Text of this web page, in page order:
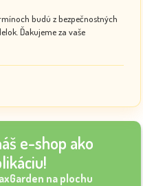
budú z bezpečnostných
Ďakujeme za vaše
e-shop ako
na plochu